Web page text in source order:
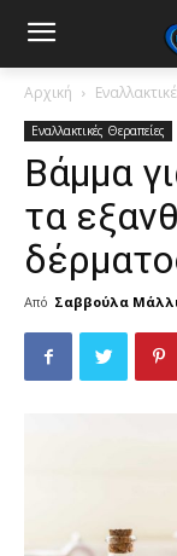
Αρχική
Εναλλακτικές Θεραπείες
Βάμμα
τα
Από Σαββούλα